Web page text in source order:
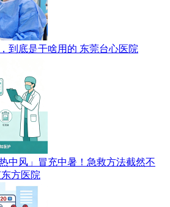
到底是干啥用的 东莞台心医院
中风」冒充中暑！急救方法截然不
方医院